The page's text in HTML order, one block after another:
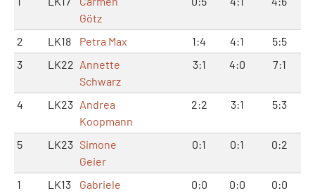
Götz
2 LK18 Petra Max 1:4 4:1
5:5
3
LK22 Annette
Schwarz
3:1 4:0 7:1
4 LK23 Andrea
Koopmann
2:2 3:1 5:3
5 LK23 Simone
Geier
0:1 0:1 0:2
1 LK13
Gabriele
0:0 0:0 0:0